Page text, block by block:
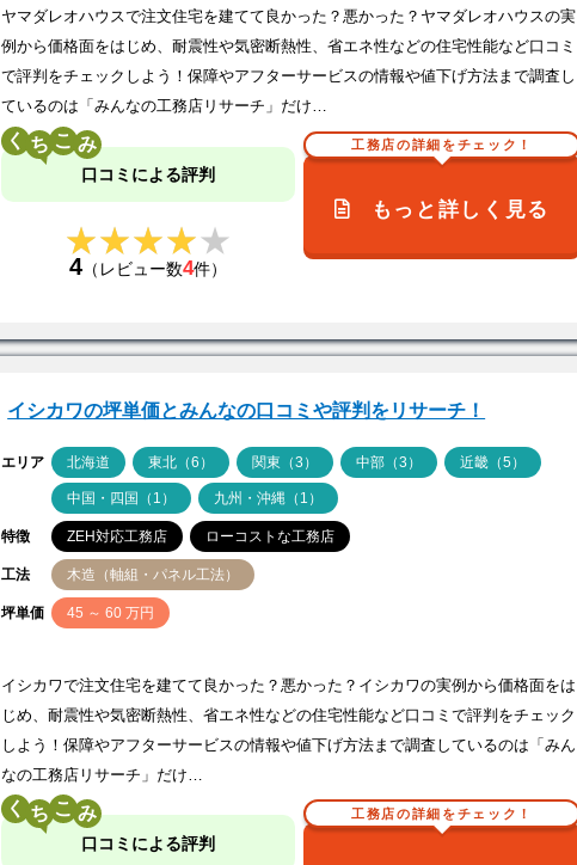
ヤマダレオハウスで注文住宅を建てて良かった？悪かった？ヤマダレオハウスの実
例から価格面をはじめ、耐震性や気密断熱性、省エネ性などの住宅性能など口コミ
で評判をチェックしよう！保障やアフターサービスの情報や値下げ方法まで調査し
ているのは「みんなの工務店リサーチ」だけ…
く こ
口コミによる評判
★★★★★
★★★★★
4 （レビュー数4件）
工務店の詳細をチェック！
もっと詳しく見る
イシカワの坪単価とみんなの口コミや評判をリサーチ！
エリア 北海道 東北（6） 関東（3） 中部（3） 近畿（5）
中国・四国（1） 九州・沖縄（1）
特徴 ZEH対応工務店 ローコストな工務店
工法 木造（軸組・パネル工法）
坪単価 45 ～ 60 万円
イシカワで注文住宅を建てて良かった？悪かった？イシカワの実例から価格面をは
じめ、耐震性や気密断熱性、省エネ性などの住宅性能など口コミで評判をチェック
しよう！保障やアフターサービスの情報や値下げ方法まで調査しているのは「みん
なの工務店リサーチ」だけ…
く こ
口コミによる評判
工務店の詳細をチェック！